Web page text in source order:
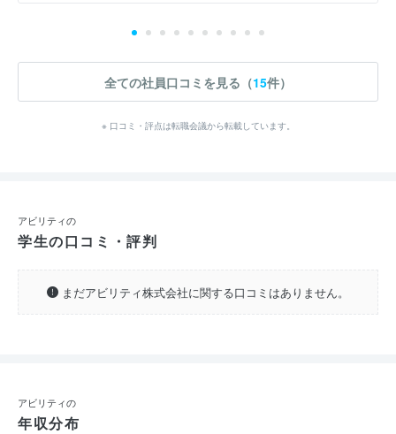
全ての社員口コミを見る（15件）
※ 口コミ・評点は転職会議から転載しています。
アビリティの
学生の口コミ・評判
まだアビリティ株式会社に関する口コミはありません。
アビリティの
年収分布